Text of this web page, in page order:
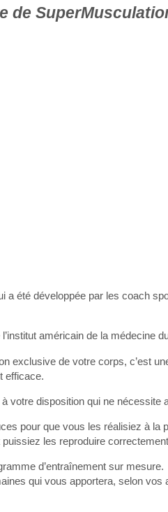
de
été développée par les coach
américain de la médecine
exclusive de votre corps, c’est
efficace.
votre disposition qui ne nécessite
pour que vous les réalisiez à la
les reproduire
d’entraînement sur mesure.
qui vous apportera, selon